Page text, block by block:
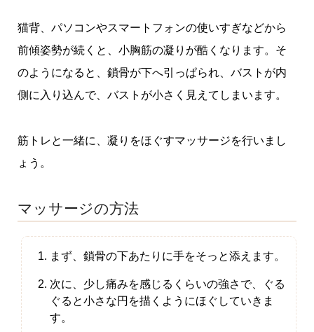
猫背、パソコンやスマートフォンの使いすぎなどから
前傾姿勢が続くと、小胸筋の凝りが酷くなります。そ
のようになると、鎖骨が下へ引っぱられ、バストが内
側に入り込んで、バストが小さく見えてしまいます。
筋トレと一緒に、凝りをほぐすマッサージを行いまし
ょう。
マッサージの方法
まず、鎖骨の下あたりに手をそっと添えます。
次に、少し痛みを感じるくらいの強さで、ぐる
ぐると小さな円を描くようにほぐしていきま
す。